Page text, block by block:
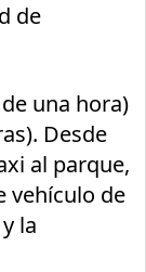
de
una hora)
Desde
al parque,
vehículo de
la